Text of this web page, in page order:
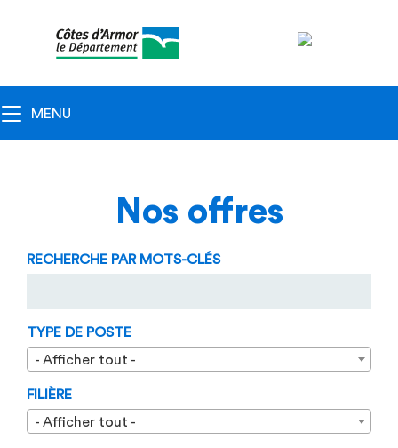
principale
Toggle navigation
MENU
Nos offres
RECHERCHE PAR MOTS-CLÉS
TYPE DE POSTE
- Afficher tout -
FILIÈRE
- Afficher tout -